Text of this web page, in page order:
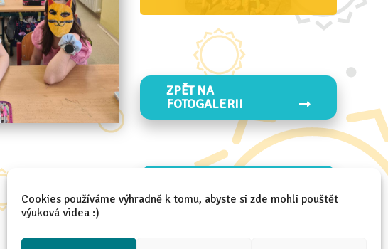
Cookies používáme výhradně k tomu, abyste si zde mohli pouštět
výuková videa :)
ZPĚT NA
FOTOGALERII
2025/2026